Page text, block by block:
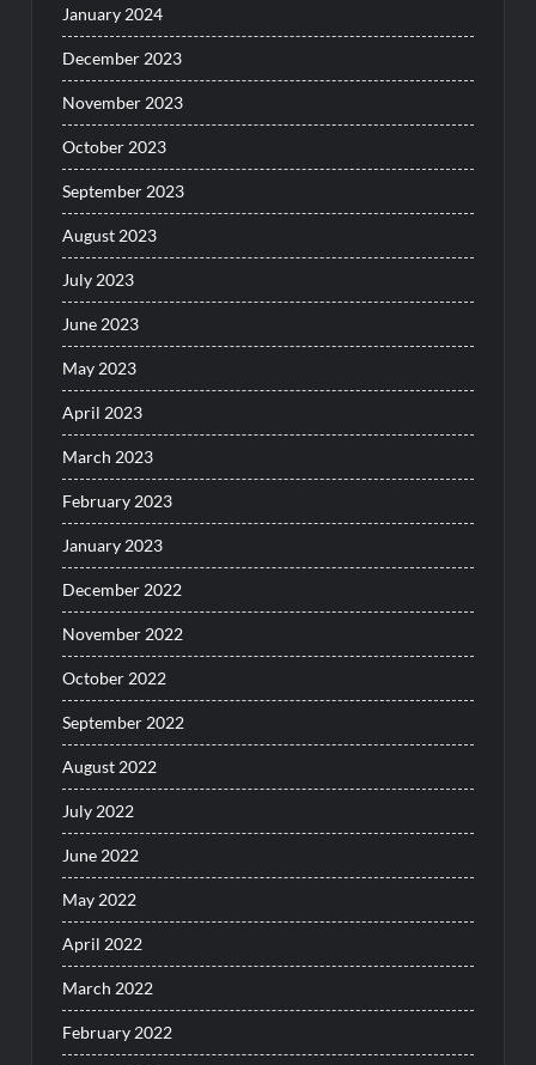
January 2024
December 2023
November 2023
October 2023
September 2023
August 2023
July 2023
June 2023
May 2023
April 2023
March 2023
February 2023
January 2023
December 2022
November 2022
October 2022
September 2022
August 2022
July 2022
June 2022
May 2022
April 2022
March 2022
February 2022